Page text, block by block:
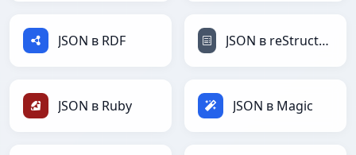
JSON в RDF JSON в reStructuredText
JSON в Ruby JSON в Magic